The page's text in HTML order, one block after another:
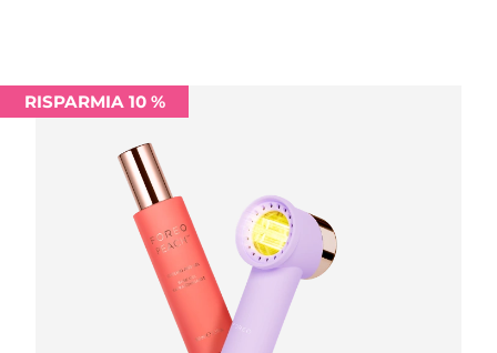
RISPARMIA 10 %
Monaco
Paesi Bassi
Nuova Zelanda Consegna stimata
Consegna stimata
Consegna stimata